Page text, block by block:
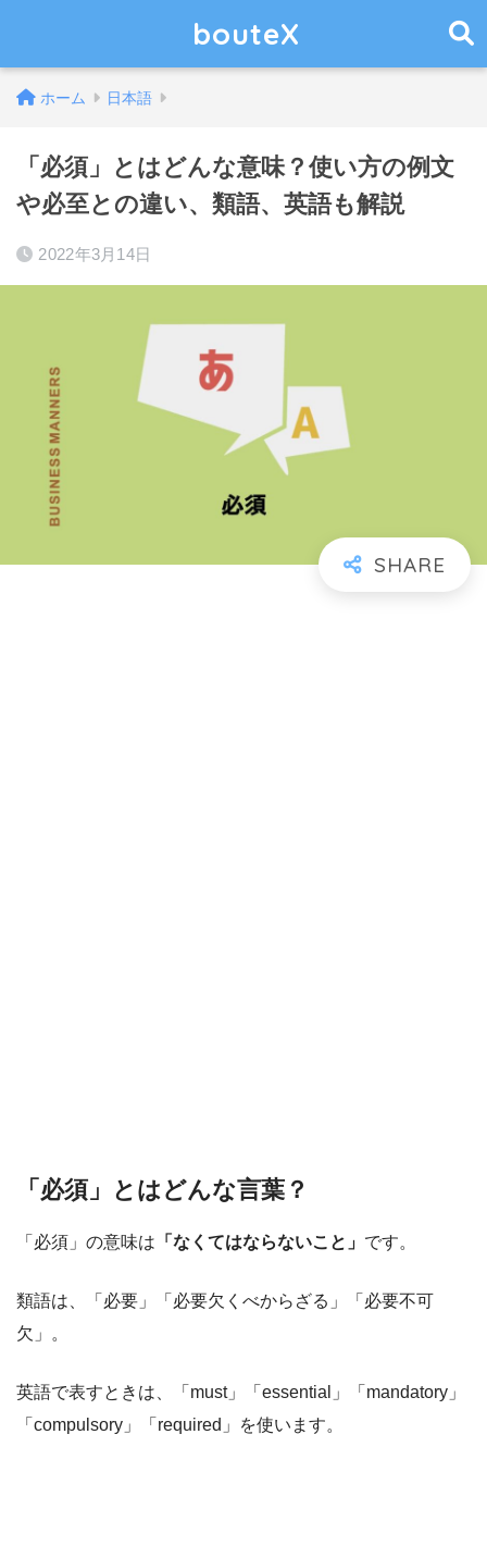
bouteX
ホーム 日本語
「必須」とはどんな意味？使い方の例文
や必至との違い、類語、英語も解説
2022年3月14日
「必須」とはどんな言葉？
「必須」の意味は 「なくてはならないこと」 です。
類語は、「必要」「必要欠くべからざる」「必要不可
欠」。
英語で表すときは、「must」「essential」「mandatory」
「compulsory」「required」を使います。